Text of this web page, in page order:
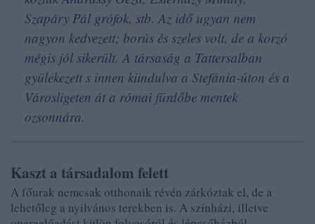
Szapáry Pál grófok, stb. Az idő ugyan nem
nagyon kedvezett; borús és szeles volt, de a korzó
mégis jól sikerült. A társaság a Tattersalban
gyülekezett s innen kiindulva a Stefánia-úton és a
Városligeten át a római fürdőbe mentek
ozsonnára.
Kaszt a társadalom felett
A főurak nemcsak otthonaik révén zárkóztak el, de a
lehetőleg a nyilvános terekben is. A színházi, illetve